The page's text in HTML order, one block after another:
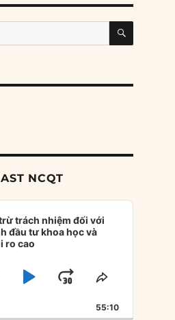
SEARCH
NCQT
trách nhiệm đối với
đầu tư khoa học và
ro cao
PLAYJUMP
FORWARD
SHARE
EPISODE
55:10